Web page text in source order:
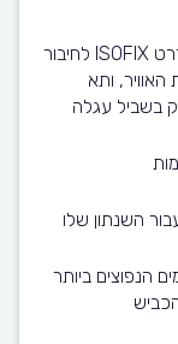
רכב זה מותאם לתינוקות - הוא עומד בסטנדרט ISOFIX לחיבור
ותא
השנתון שלו
2017 הוא אחד מ-5 הדגמים הנפוצים ביותר